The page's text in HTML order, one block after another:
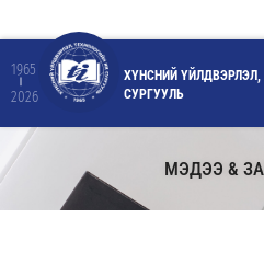
1965
2026
ХҮНСНИЙ ҮЙЛДВЭРЛЭЛ,
СУРГУУЛЬ
МЭДЭЭ &